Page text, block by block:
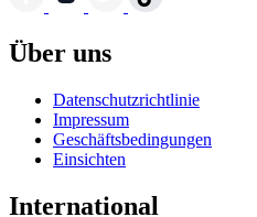
Über uns
Datenschutzrichtlinie
Impressum
Geschäftsbedingungen
Einsichten
International